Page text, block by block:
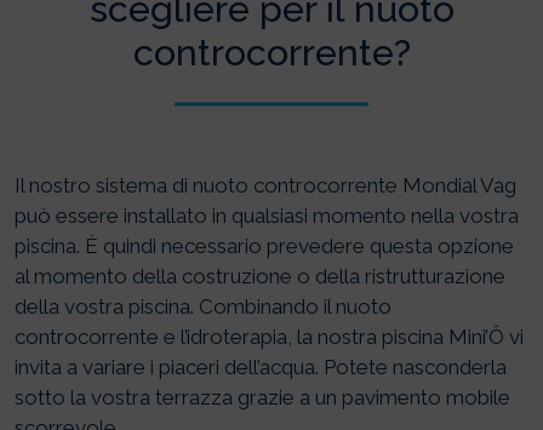
scegliere per il nuoto
controcorrente?
Il nostro sistema di nuoto controcorrente Mondial Vag
può essere installato in qualsiasi momento nella vostra
piscina. È quindi necessario prevedere questa opzione
al momento della costruzione o della ristrutturazione
della vostra piscina. Combinando il nuoto
controcorrente e l’idroterapia, la nostra piscina Mini’Ô vi
invita a variare i piaceri dell’acqua. Potete nasconderla
sotto la vostra terrazza grazie a un pavimento mobile